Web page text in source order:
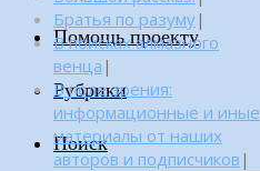
Помощь проекту
Рубрики
Поиск
Братья по разуму|
В поисках алмазного
венца |
В поле зрения:
информационные и иные
материалы от наших
авторов и подписчиков |